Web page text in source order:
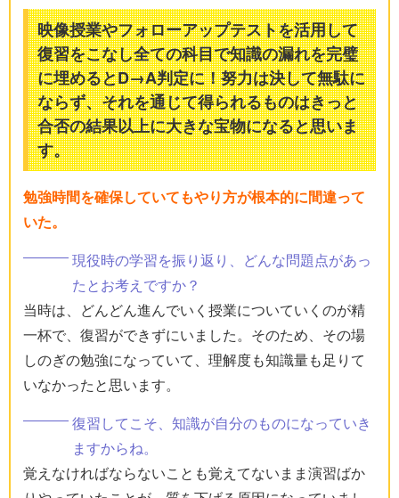
映像授業やフォローアップテストを活用して
復習をこなし全ての科目で知識の漏れを完璧
に埋めるとD→A判定に！努力は決して無駄に
ならず、それを通じて得られるものはきっと
合否の結果以上に大きな宝物になると思いま
す。
勉強時間を確保していてもやり方が根本的に間違って
いた。
現役時の学習を振り返り、どんな問題点があっ
たとお考えですか？
当時は、どんどん進んでいく授業についていくのが精
一杯で、復習ができずにいました。そのため、その場
しのぎの勉強になっていて、理解度も知識量も足りて
いなかったと思います。
復習してこそ、知識が自分のものになっていき
ますからね。
覚えなければならないことも覚えてないまま演習ばか